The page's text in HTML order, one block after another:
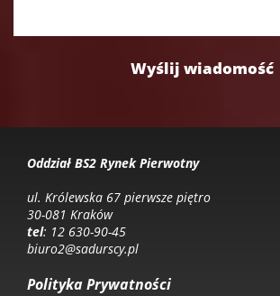
Oddział BS2 Rynek Pierwotny
ul. Królewska 67 pierwsze piętro
30-081 Kraków
tel: 12 630-90-45
biuro2@sadurscy.pl
Polityka Prywatności